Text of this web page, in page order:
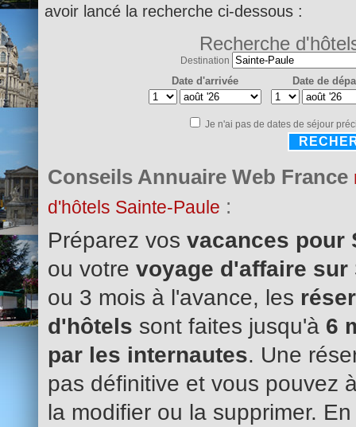
avoir lancé la recherche ci-dessous :
Recherche
Destination
Date d'arrivée Date de
Je n'ai pas de dates de séjour
Conseils Annuaire Web France
d'hôtels Sainte-Paule :
Préparez vos vacances pour
ou votre voyage d'affaire
ou 3 mois à l'avance, les
d'hôtels sont faites jusqu'à 6
par les internautes. Une
pas définitive et vous pouvez
la modifier ou la supprimer.